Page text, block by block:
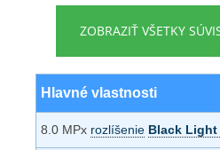
ZOBRAZIŤ VŠETKY
Hlavné vlastnosti
8.0 MPx rozlíšenie Black